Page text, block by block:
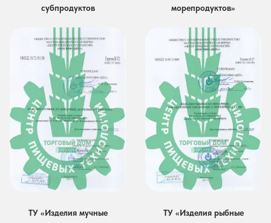
субпродуктов
морепродуктов»
ТУ «Изделия мучные
ТУ «Изделия рыбные